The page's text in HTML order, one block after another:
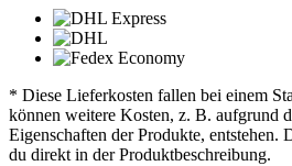
* Diese Lieferkosten fallen bei einem
können weitere Kosten, z. B. aufgrund
Eigenschaften der Produkte, entstehen.
du direkt in der Produktbeschreibung.